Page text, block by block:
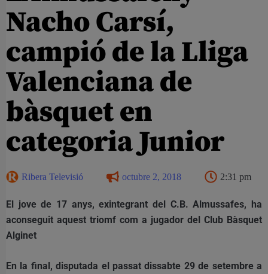
Nacho Carsí,
campió de la Lliga
Valenciana de
bàsquet en
categoria Junior
Ribera Televisió octubre 2, 2018 2:31 pm
El jove de 17 anys, exintegrant del C.B. Almussafes, ha
aconseguit aquest triomf com a jugador del Club Bàsquet
Alginet
En la final, disputada el passat dissabte 29 de setembre a